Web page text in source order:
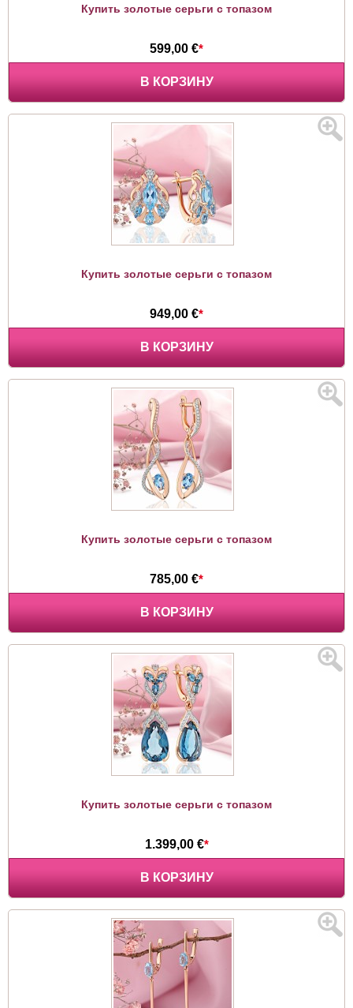
Купить золотые серьги с топазом
599,00 €*
В КОРЗИНУ
Купить золотые серьги с топазом
949,00 €*
В КОРЗИНУ
Купить золотые серьги с топазом
785,00 €*
В КОРЗИНУ
Купить золотые серьги с топазом
1.399,00 €*
В КОРЗИНУ